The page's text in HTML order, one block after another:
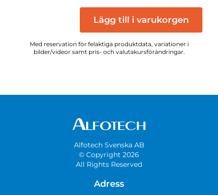
Lägg till i varukorgen
Med reservation för felaktiga produktdata, variationer i
bilder/videor samt pris- och valutakursförändringar.
Alfotech Svenska AB
© Copyright 2026
All Rights Reserved
Adress